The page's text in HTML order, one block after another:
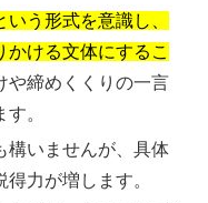
いう形式を意識し、
ける文体にするこ
や締めくくりの一言
。
構いませんが、具体
力が増します。